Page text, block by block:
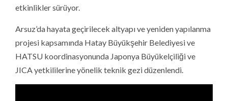
etkinlikler sürüyor.
Arsuz’da hayata geçirilecek altyapı ve yeniden yapılanma
projesi kapsamında Hatay Büyükşehir Belediyesi ve
HATSU koordinasyonunda Japonya Büyükelçiliği ve
JICA yetkililerine yönelik teknik gezi düzenlendi.